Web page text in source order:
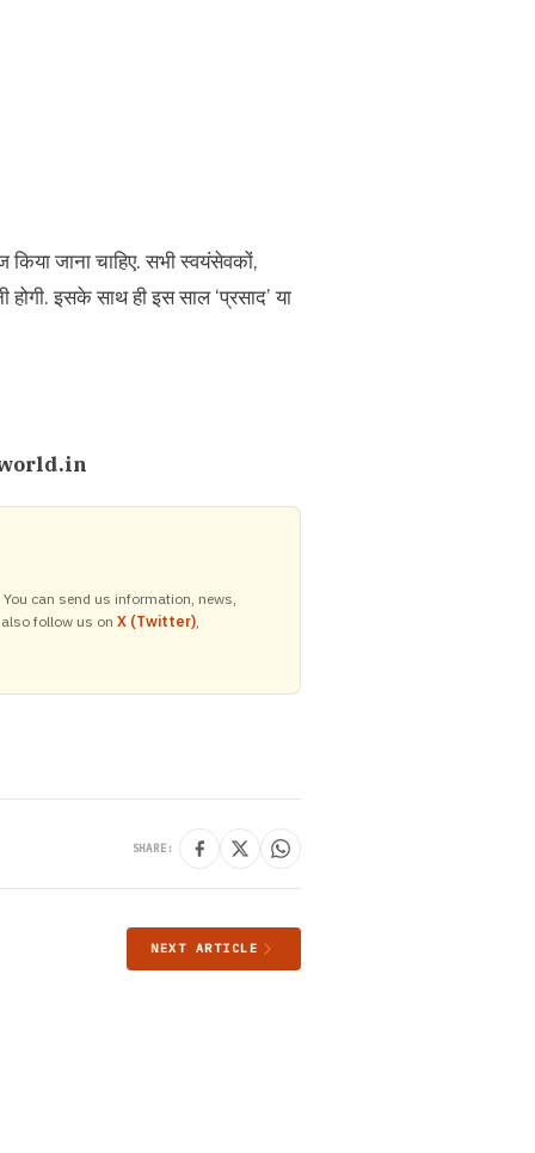
किया जाना चाहिए. सभी स्वयंसेवकों,
इसके साथ ही इस साल ‘प्रसाद’ या
can send us information, news,
also follow us on X (Twitter),
SHARE:
NEXT ARTICLE